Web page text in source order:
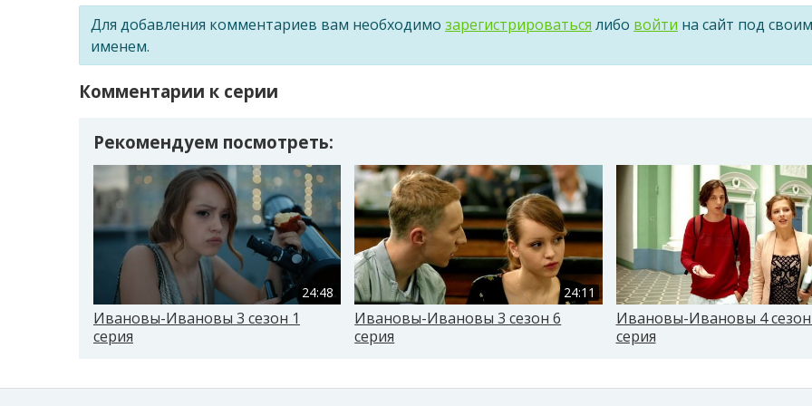
Для добавления комментариев вам необходимо зарегистрироваться либо войти на сайт под своим
именем.
Комментарии к серии
Рекомендуем посмотреть:
24:48
Ивановы-Ивановы 3 сезон 1
серия
24:11
Ивановы-Ивановы 3 сезон 6
серия
Ивановы-Ивановы 4
серия